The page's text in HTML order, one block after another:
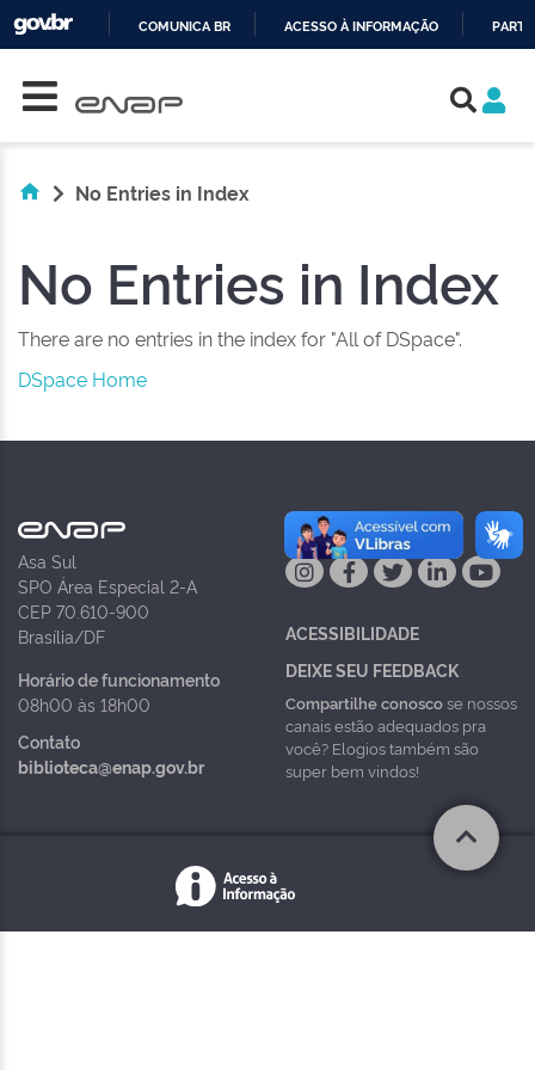
COMUNICA BR ACESSO À INFORMAÇÃO
No Entries in Index
No Entries in Index
There are no entries in the index for "All of DSpace".
DSpace Home
Asa Sul
SPO Área Especial 2-A
CEP 70.610-900
Brasília/DF
Horário de funcionamento
08h00 às 18h00
Contato
biblioteca@enap.gov.br
NAS REDES
ACESSIBILIDADE
DEIXE SEU FEEDBACK
Compartilhe conoscose nossos
canais estão adequados pra
você? Elogios também são
super bem vindos!